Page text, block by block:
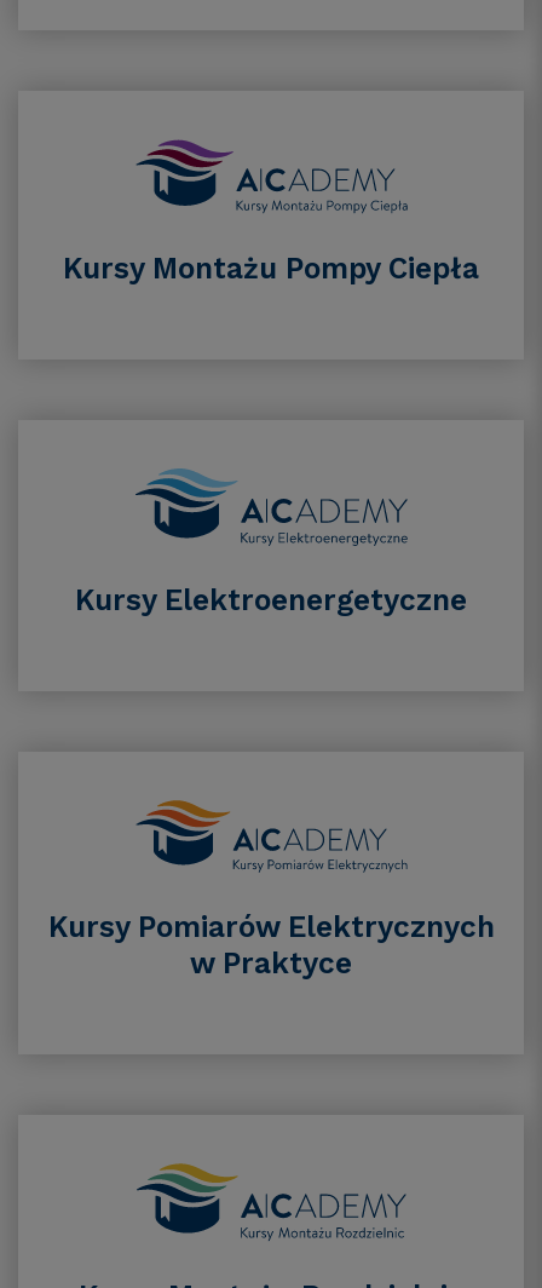
Kursy Montażu Pompy Ciepła
Kursy Elektroenergetyczne
Kursy Pomiarów Elektrycznych
w Praktyce